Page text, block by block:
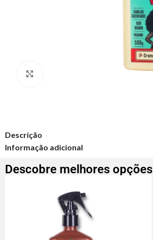
Descrição
Informação adicional
Descobre melhores opções